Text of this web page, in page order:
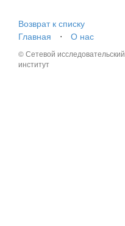
Возврат к списку
Главная
⋅ О нас
© Сетевой исследовательский
институт